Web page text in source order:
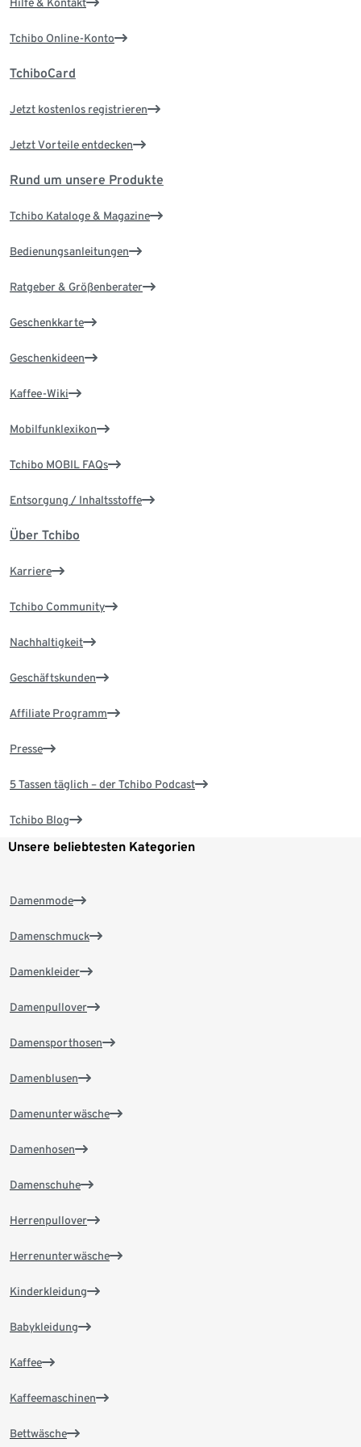
Hilfe & Kontakt
Tchibo Online-Konto
TchiboCard
Jetzt kostenlos registrieren
Jetzt Vorteile entdecken
Rund um unsere Produkte
Tchibo Kataloge & Magazine
Bedienungsanleitungen
Ratgeber & Größenberater
Geschenkkarte
Geschenkideen
Kaffee-Wiki
Mobilfunklexikon
Tchibo MOBIL FAQs
Entsorgung / Inhaltsstoffe
Über Tchibo
Karriere
Tchibo Community
Nachhaltigkeit
Geschäftskunden
Affiliate Programm
Presse
5 Tassen täglich – der Tchibo Podcast
Tchibo Blog
Unsere beliebtesten Kategorien
Damenmode
Damenschmuck
Damenkleider
Damenpullover
Damensporthosen
Damenblusen
Damenunterwäsche
Damenhosen
Damenschuhe
Herrenpullover
Herrenunterwäsche
Kinderkleidung
Babykleidung
Kaffee
Kaffeemaschinen
Bettwäsche